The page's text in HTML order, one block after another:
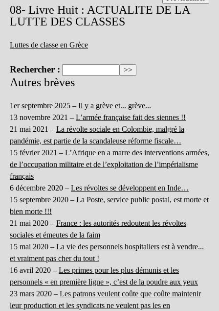
08- Livre Huit : ACTUALITE DE LA
LUTTE DES CLASSES
Luttes de classe en Grèce
Rechercher :
Autres brèves
1er septembre 2025 – Il y a grève et... grève...
13 novembre 2021 – L’armée française fait des siennes !!
21 mai 2021 – La révolte sociale en Colombie, malgré la
pandémie, est partie de la scandaleuse réforme fiscale…
15 février 2021 – L’Afrique en a marre des interventions armées,
de l’occupation militaire et de l’exploitation de l’impérialisme
français
6 décembre 2020 – Les révoltes se développent en Inde…
15 septembre 2020 – La Poste, service public postal, est morte et
bien morte !!!
21 mai 2020 – France : les autorités redoutent les révoltes
sociales et émeutes de la faim
15 mai 2020 – La vie des personnels hospitaliers est à vendre...
et vraiment pas cher du tout !
16 avril 2020 – Les primes pour les plus démunis et les
personnels « en première ligne », c’est de la poudre aux yeux
23 mars 2020 – Les patrons veulent coûte que coûte maintenir
leur production et les syndicats ne veulent pas les en